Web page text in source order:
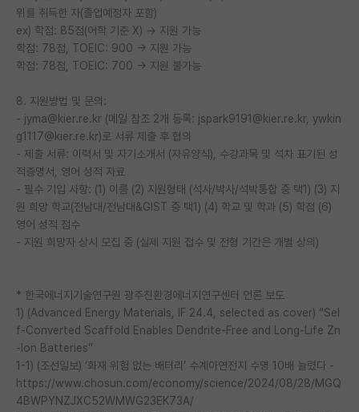
위를 취득한 자(졸업예정자 포함)
ex) 학점: 85점(어학 기준 X) → 지원 가능
학점: 78점, TOEIC: 900 → 지원 가능
학점: 78점, TOEIC: 700 → 지원 불가능
8. 지원방법 및 문의:
- jyma@kier.re.kr (메일 참조 2개 등록: jspark9191@kier.re.kr, ywkin
g1117@kier.re.kr)로 서류 제출 후 협의
- 제출 서류: 이력서 및 자기소개서 (자유양식), 수강과목 및 석차 표기된 성
적증명서, 영어 성적 자료
- 필수 기입 사항: (1) 이름 (2) 지원형태 (석사/박사/석박통합 중 택1) (3) 지
원 희망 학교(전남대/전남대&GIST 중 택1) (4) 학교 및 학과 (5) 학점 (6)
영어 성적 점수
- 지원 희망자 상시 모집 중 (실제 지원 접수 및 전형 기간은 개별 상의)
* 한국에너지기술연구원 광주친환경에너지연구센터 언론 보도
1) (Advanced Energy Materials, IF 24.4, selected as cover) “Sel
f-Converted Scaffold Enables Dendrite-Free and Long-Life Zn
-Ion Batteries”
1-1) (조선일보) ‘화재 위험 없는 배터리’ 수계아연전지 수명 10배 늘렸다 -
https://www.chosun.com/economy/science/2024/08/28/MGQ
4BWPYNZJXC52WMWG23EK73A/